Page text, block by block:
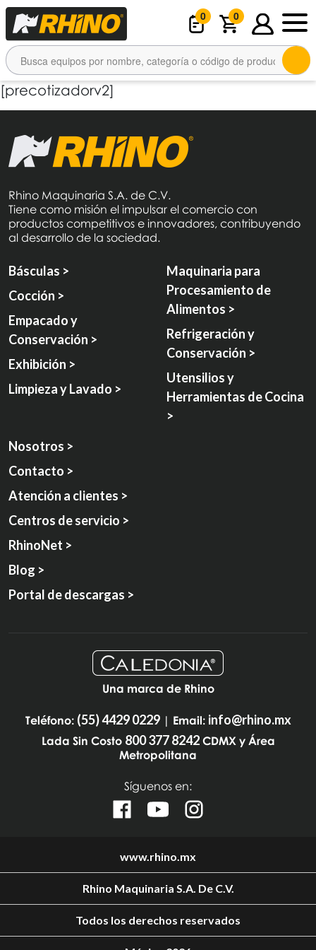
0 0
[precotizadorv2]
Rhino Maquinaria S.A. de C.V.
Tiene como misión el impulsar el comercio con
productos competitivos e innovadores, contribuyendo
al desarrollo de la sociedad.
Básculas >
Cocción >
Empacado y
Conservación >
Exhibición >
Limpieza y Lavado >
Maquinaria para
Procesamiento de
Alimentos >
Refrigeración y
Conservación >
Utensilios y
Herramientas de Cocina
>
Nosotros >
Contacto >
Atención a clientes >
Centros de servicio >
RhinoNet >
Blog >
Portal de descargas >
Una marca de Rhino
Teléfono: (55) 4429 0229| Email: info@rhino.mx
Lada Sin Costo 800 377 8242CDMX y Área
Metropolitana
Síguenos en:
www.rhino.mx
Rhino Maquinaria S.A. De C.V.
Todos los derechos reservados